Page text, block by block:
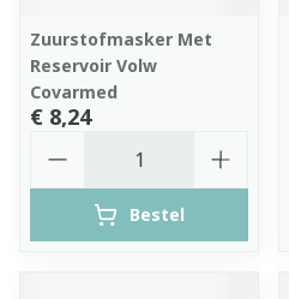
Zuurstofmasker Met
Reservoir Volw
Covarmed
€ 8,24
Bestel